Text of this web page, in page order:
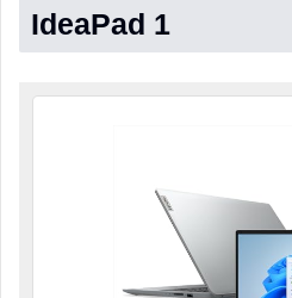
IdeaPad 1